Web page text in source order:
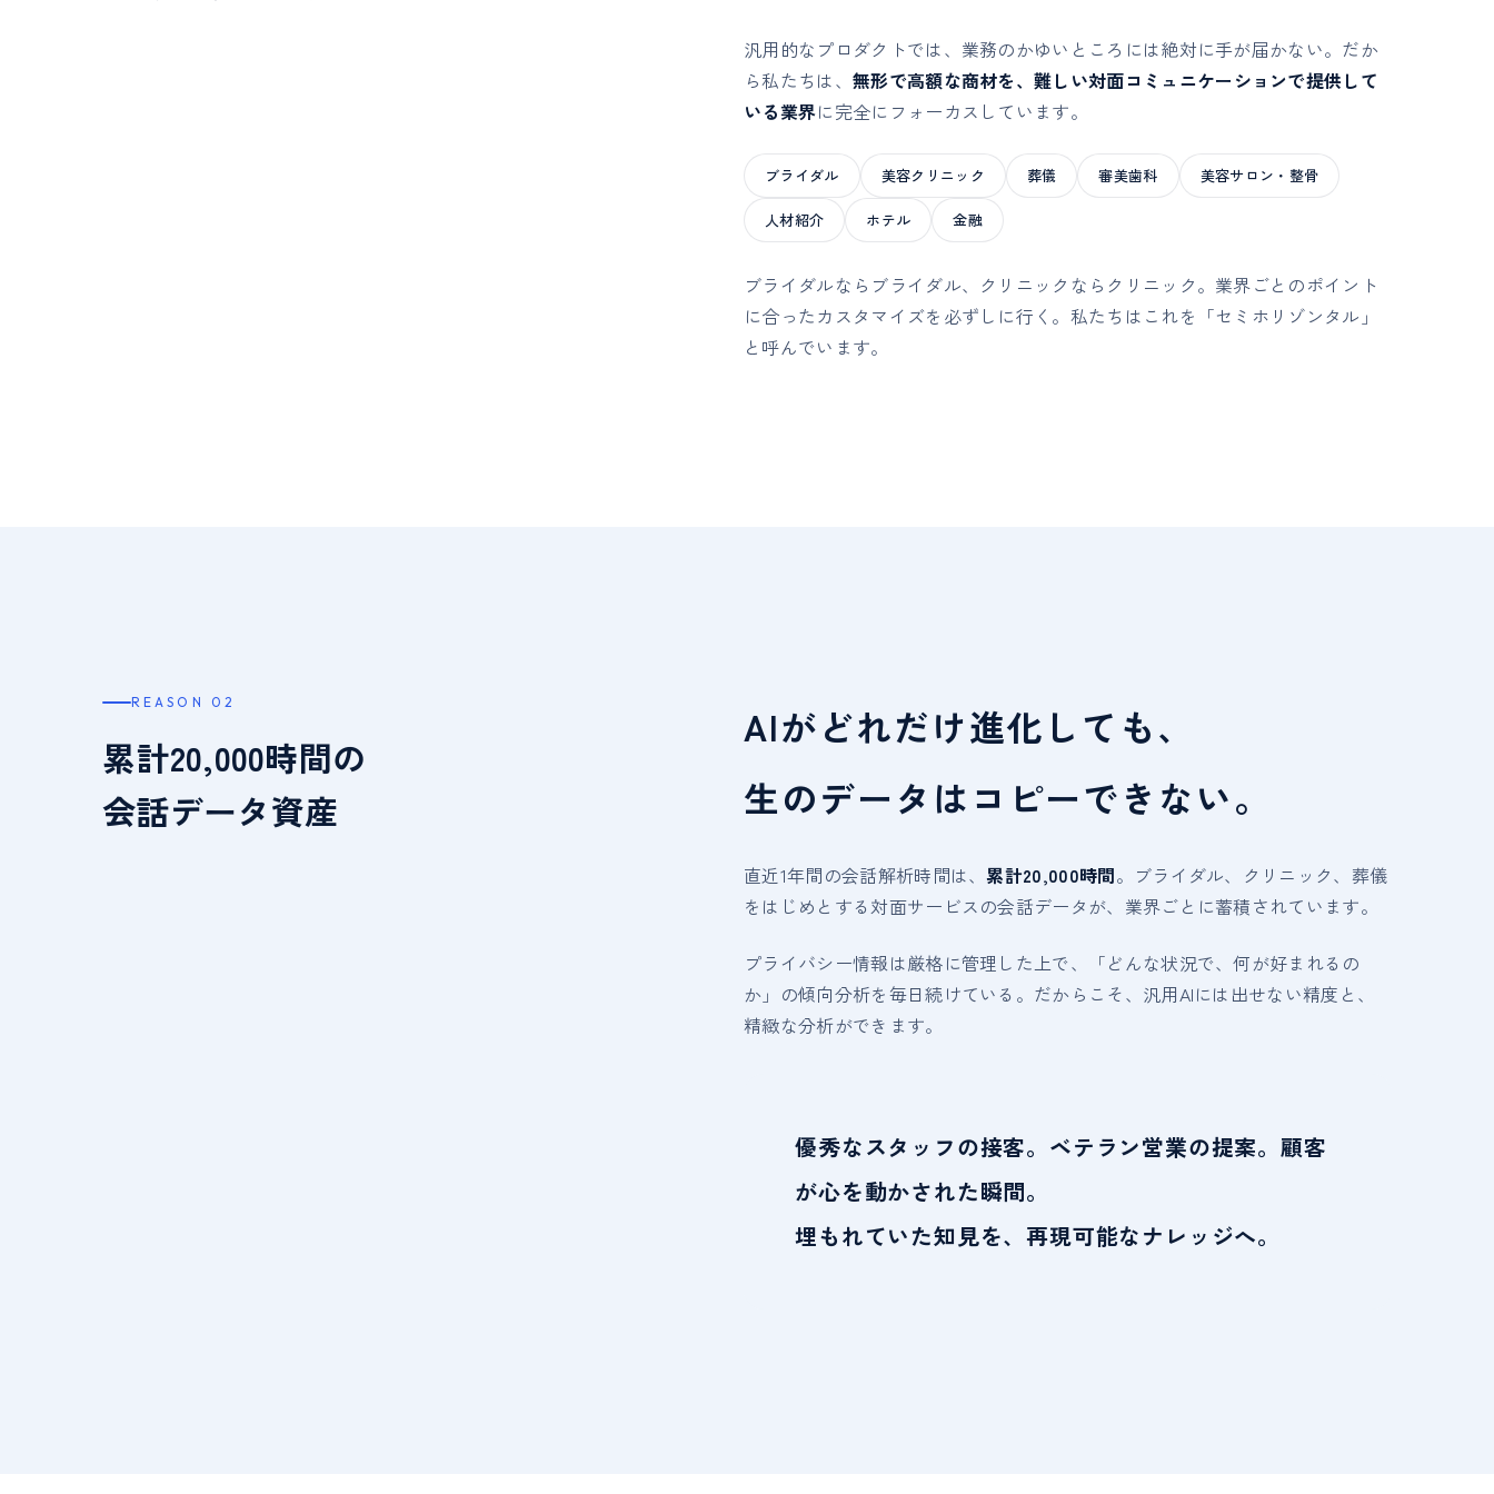
汎用的なプロダクトでは、業務のかゆいところには絶対に手が届かない。だか
ら私たちは、 無形で高額な商材を、難しい対面コミュニケーションで提供して
いる業界に完全にフォーカスしています。
ブライダル 美容クリニック 葬儀 審美歯科 美容サロン・整骨
人材紹介 ホテル 金融
ブライダルならブライダル、クリニックならクリニック。業界ごとのポイント
に合ったカスタマイズを必ずしに行く。私たちはこれを「セミホリゾンタル」
と呼んでいます。
REASON 02
累計20,000時間の
会話データ資産
AIがどれだけ進化しても、
生のデータはコピーできない。
直近1年間の会話解析時間は、累計20,000時間。ブライダル、クリニック、葬儀
をはじめとする対面サービスの会話データが、業界ごとに蓄積されています。
プライバシー情報は厳格に管理した上で、「どんな状況で、何が好まれるの
か」の傾向分析を毎日続けている。だからこそ、汎用AIには出せない精度と、
精緻な分析ができます。
優秀なスタッフの接客。ベテラン営業の提案。顧客
が心を動かされた瞬間。
埋もれていた知見を、再現可能なナレッジへ。